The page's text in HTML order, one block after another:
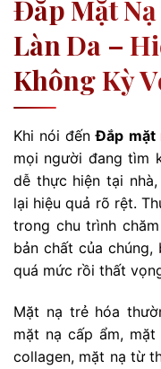
Đắp Mặt
Làn Da –
Không Kỳ
Khi nói đếnĐắp mặt
mọi người đang tìm
dễ thực hiện tại
lại hiệu quả rõ rệt.
trong chu trình
bản chất của
quá mức rồi thất
Mặt nạ trẻ hóa
mặt nạ cấp ẩm,
collagen, mặt nạ từ